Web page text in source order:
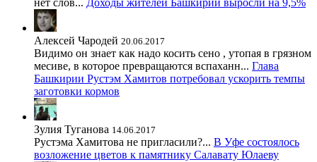
нет слов... Доходы жителей Башкирии выросли на 9,5%
Алексей Чародей 20.06.2017
Видимо он знает как надо косить сено , утопая в грязном
месиве, в которое превращаются вспаханн... Глава
Башкирии Рустэм Хамитов потребовал ускорить темпы
заготовки кормов
Зулия Туганова 14.06.2017
Рустэма Хамитова не пригласили?... В Уфе состоялось
возложение цветов к памятнику Салавату Юлаеву